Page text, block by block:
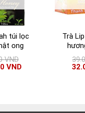
túi lọc
ong
VND
VND
Trà